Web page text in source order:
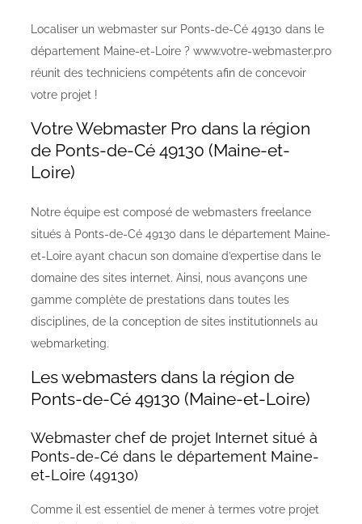
Localiser un webmaster sur Ponts-de-Cé 49130 dans le
département Maine-et-Loire ? www.votre-webmaster.pro
réunit des techniciens compétents afin de concevoir
votre projet !
Votre Webmaster Pro dans la région
de Ponts-de-Cé 49130 (Maine-et-
Loire)
Notre équipe est composé de webmasters freelance
situés à Ponts-de-Cé 49130 dans le département Maine-
et-Loire ayant chacun son domaine d’expertise dans le
domaine des sites internet. Ainsi, nous avançons une
gamme complète de prestations dans toutes les
disciplines, de la conception de sites institutionnels au
webmarketing.
Les webmasters dans la région de
Ponts-de-Cé 49130 (Maine-et-Loire)
Webmaster chef de projet Internet situé à
Ponts-de-Cé dans le département Maine-
et-Loire (49130)
Comme il est essentiel de mener à termes votre projet